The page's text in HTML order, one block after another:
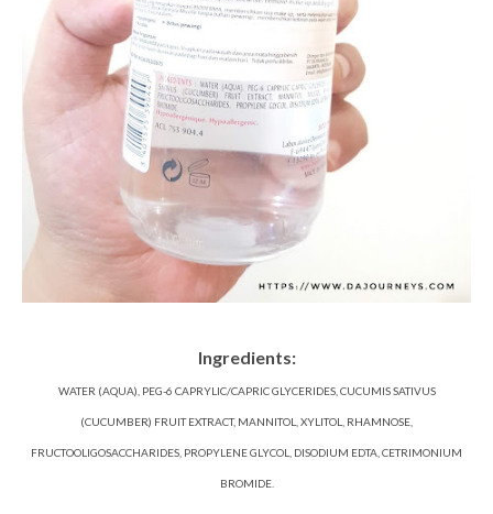
Ingredients:
WATER (AQUA), PEG-6 CAPRYLIC/CAPRIC GLYCERIDES, CUCUMIS SATIVUS
(CUCUMBER) FRUIT EXTRACT, MANNITOL, XYLITOL, RHAMNOSE,
FRUCTOOLIGOSACCHARIDES, PROPYLENE GLYCOL, DISODIUM EDTA, CETRIMONIUM
BROMIDE.